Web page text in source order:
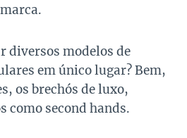
diversos modelos de
em único lugar? Bem,
os brechós de luxo,
como second hands.